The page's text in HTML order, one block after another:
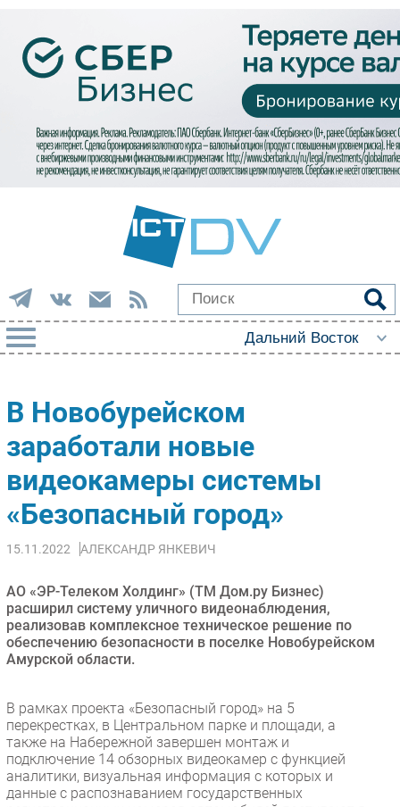
Импорто­замещение
Автоматизация Промышленности
Интернет
Мобильная связь
Фиксированная связь
Интеграция
Маркетинг
Торговые сети
Оборудование
Кадры
Регулирование
Финансы
Web
В Новобурейском
заработали новые
видеокамеры системы
«Безопасный город»
15.11.2022 АЛЕКСАНДР ЯНКЕВИЧ
АО «ЭР-Телеком Холдинг» (ТМ Дом.ру Бизнес)
расширил систему уличного видеонаблюдения,
реализовав комплексное техническое решение по
обеспечению безопасности в поселке Новобурейском
Амурской области.
В рамках проекта «Безопасный город» на 5
перекрестках, в Центральном парке и площади, а
также на Набережной завершен монтаж и
подключение 14 обзорных видеокамер с функцией
аналитики, визуальная информация с которых и
данные с распознаванием государственных